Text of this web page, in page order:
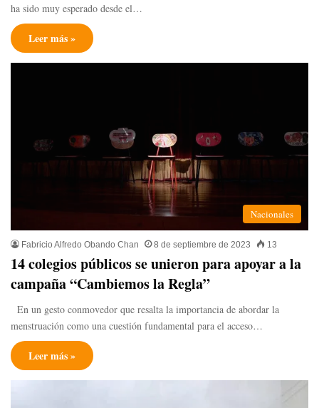
ha sido muy esperado desde el…
Leer más »
Nacionales
Fabricio Alfredo Obando Chan 8 de septiembre de 2023 13
14 colegios públicos se unieron para apoyar a la
campaña “Cambiemos la Regla”
En un gesto conmovedor que resalta la importancia de abordar la
menstruación como una cuestión fundamental para el acceso…
Leer más »